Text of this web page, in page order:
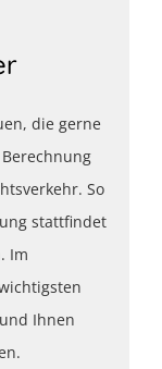
die gerne
So
stattfindet
Im
Ihnen